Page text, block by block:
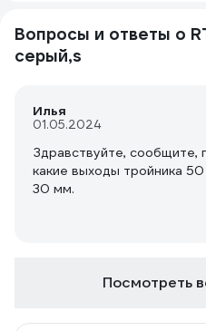
Вопросы и ответы о
серый,s
Илья
01.05.2024
Здравствуйте, сообщите,
какие выходы тройника
30 мм.
Посмотреть